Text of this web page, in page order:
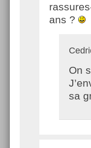
ans ?
On
sa